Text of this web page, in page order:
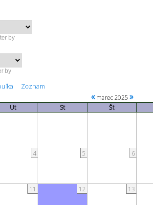
by
by
Zoznam
«marec 2025»
Ut St Št
4 5 6
11 12 13